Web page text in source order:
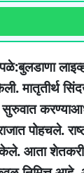
मातृतीर्थ
पोहचले.
आता